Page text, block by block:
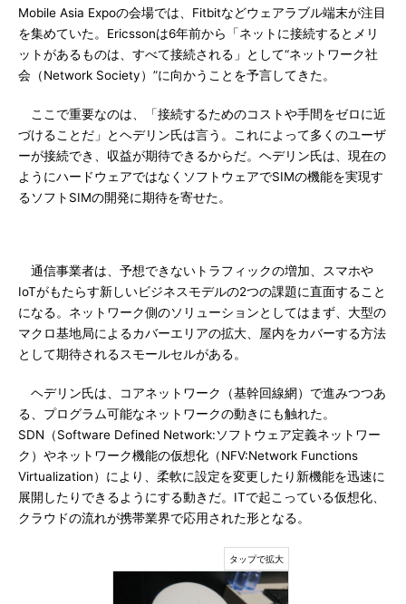
Mobile Asia Expoの会場では、Fitbitなどウェアラブル端末が注目
を集めていた。Ericssonは6年前から「ネットに接続するとメリ
ットがあるものは、すべて接続される」として“ネットワーク社
会（Network Society）”に向かうことを予言してきた。
ここで重要なのは、「接続するためのコストや手間をゼロに近
づけることだ」とヘデリン氏は言う。これによって多くのユーザ
ーが接続でき、収益が期待できるからだ。ヘデリン氏は、現在の
ようにハードウェアではなくソフトウェアでSIMの機能を実現す
るソフトSIMの開発に期待を寄せた。
通信事業者は、予想できないトラフィックの増加、スマホや
IoTがもたらす新しいビジネスモデルの2つの課題に直面すること
になる。ネットワーク側のソリューションとしてはまず、大型の
マクロ基地局によるカバーエリアの拡大、屋内をカバーする方法
として期待されるスモールセルがある。
ヘデリン氏は、コアネットワーク（基幹回線網）で進みつつあ
る、プログラム可能なネットワークの動きにも触れた。
SDN（Software Defined Network:ソフトウェア定義ネットワー
ク）やネットワーク機能の仮想化（NFV:Network Functions
Virtualization）により、柔軟に設定を変更したり新機能を迅速に
展開したりできるようにする動きだ。ITで起こっている仮想化、
クラウドの流れが携帯業界で応用された形となる。